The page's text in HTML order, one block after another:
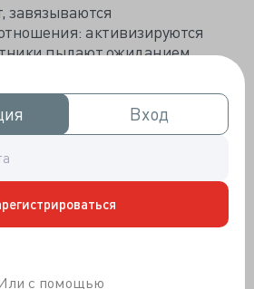
Вход
Вход
с помощью
завязываются
активизируются
пылают ожиданием
лучшей работы. Минтруд
для облегчения
попранных тружеников, не
в стандарт трудовых
трудовое соглашение. Ныне
работником и работодателем
трудовые отношения, все
связи доказываются в судах,
считать отношения